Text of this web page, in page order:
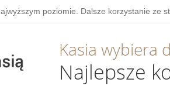
poziomie. Dalsze korzystanie ze
Kasia wybiera
Najlepsze